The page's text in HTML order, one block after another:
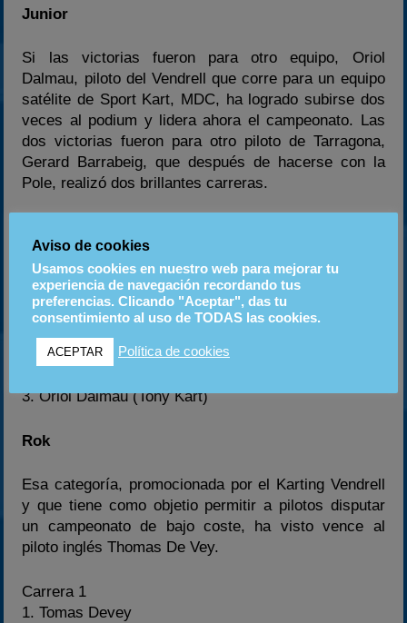
Junior
Si las victorias fueron para otro equipo, Oriol
Dalmau, piloto del Vendrell que corre para un equipo
satélite de Sport Kart, MDC, ha logrado subirse dos
veces al podium y lidera ahora el campeonato. Las
dos victorias fueron para otro piloto de Tarragona,
Gerard Barrabeig, que después de hacerse con la
Pole, realizó dos brillantes carreras.
1. Gerard Barrabeig (FA Kart)
2. Oriol Dalmau (Tony Kart)
3. Ronny Kipar (FA Kart)
Carrera 2
1. Gerard Barrabeig (FA Kart)
3. Oriol Dalmau (Tony Kart)
Rok
Esa categoría, promocionada por el Karting Vendrell
y que tiene como objetio permitir a pilotos disputar
un campeonato de bajo coste, ha visto vence al
piloto inglés Thomas De Vey.
Carrera 1
1. Tomas Devey
Aviso de cookies
Usamos cookies en nuestro web para mejorar tu
experiencia de navegación recordando tus
preferencias. Clicando "Aceptar", das tu
consentimiento al uso de TODAS las cookies.
ACEPTAR Política de cookies